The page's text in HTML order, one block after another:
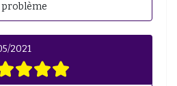
problème
2021